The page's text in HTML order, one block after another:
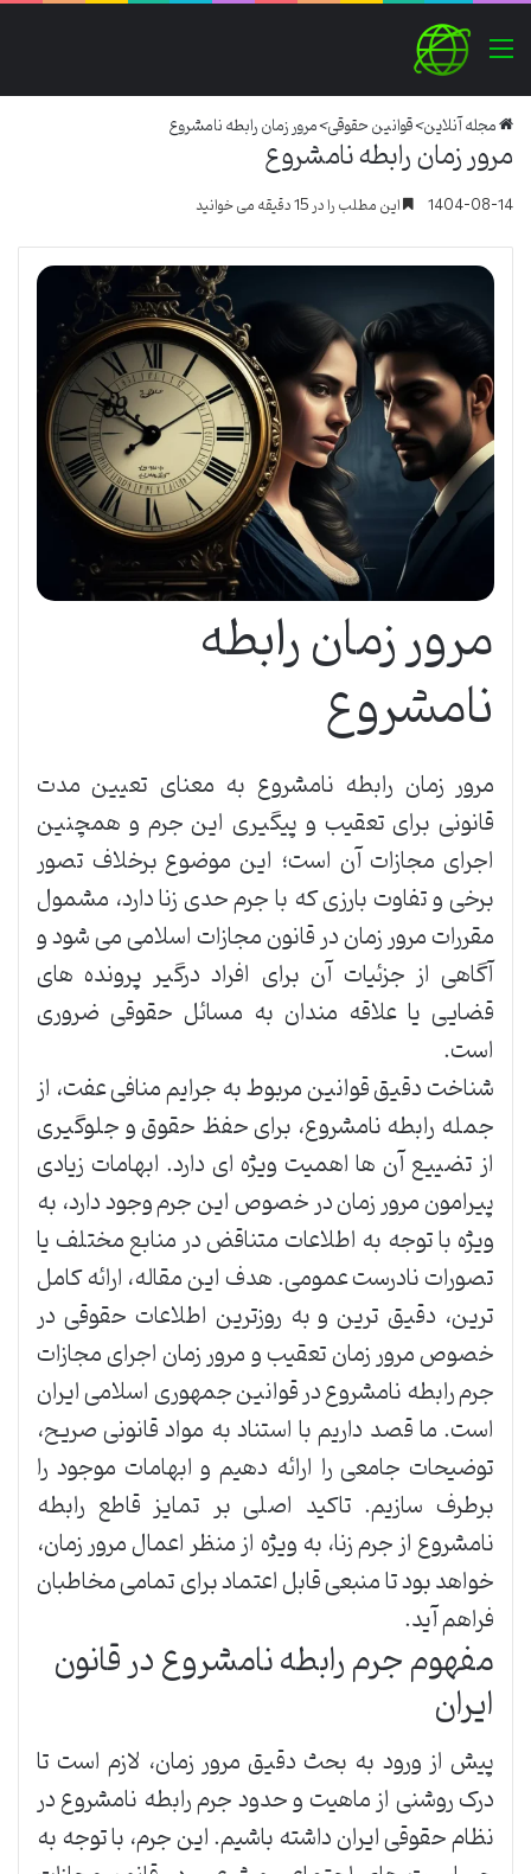
منو
مجله آنلاین>قوانین حقوقی>مرور زمان رابطه نامشروع
مرور زمان رابطه نامشروع
1404-08-14 این مطلب را در 15 دقیقه می خوانید
مرور زمان رابطه
نامشروع
مرور زمان رابطه نامشروع به معنای تعیین مدت
قانونی برای تعقیب و پیگیری این جرم و همچنین
اجرای مجازات آن است؛ این موضوع برخلاف تصور
برخی و تفاوت بارزی که با جرم حدی زنا دارد، مشمول
مقررات مرور زمان در قانون مجازات اسلامی می شود و
آگاهی از جزئیات آن برای افراد درگیر پرونده های
قضایی یا علاقه مندان به مسائل حقوقی ضروری
است.
شناخت دقیق قوانین مربوط به جرایم منافی عفت، از
جمله رابطه نامشروع، برای حفظ حقوق و جلوگیری
از تضییع آن ها اهمیت ویژه ای دارد. ابهامات زیادی
پیرامون مرور زمان در خصوص این جرم وجود دارد، به
ویژه با توجه به اطلاعات متناقض در منابع مختلف یا
تصورات نادرست عمومی. هدف این مقاله، ارائه کامل
ترین، دقیق ترین و به روزترین اطلاعات حقوقی در
خصوص مرور زمان تعقیب و مرور زمان اجرای مجازات
جرم رابطه نامشروع در قوانین جمهوری اسلامی ایران
است. ما قصد داریم با استناد به مواد قانونی صریح،
توضیحات جامعی را ارائه دهیم و ابهامات موجود را
برطرف سازیم. تاکید اصلی بر تمایز قاطع رابطه
نامشروع از جرم زنا، به ویژه از منظر اعمال مرور زمان،
خواهد بود تا منبعی قابل اعتماد برای تمامی مخاطبان
فراهم آید.
مفهوم جرم رابطه نامشروع در قانون
ایران
پیش از ورود به بحث دقیق مرور زمان، لازم است تا
درک روشنی از ماهیت و حدود جرم رابطه نامشروع در
نظام حقوقی ایران داشته باشیم. این جرم، با توجه به